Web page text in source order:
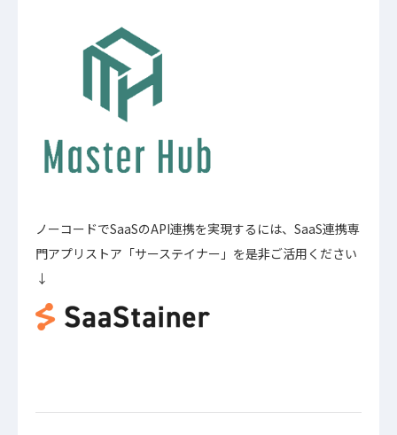
ノーコードでSaaSのAPI連携を実現するには、SaaS連携専
門アプリストア「サーステイナー」を是非ご活用ください
↓